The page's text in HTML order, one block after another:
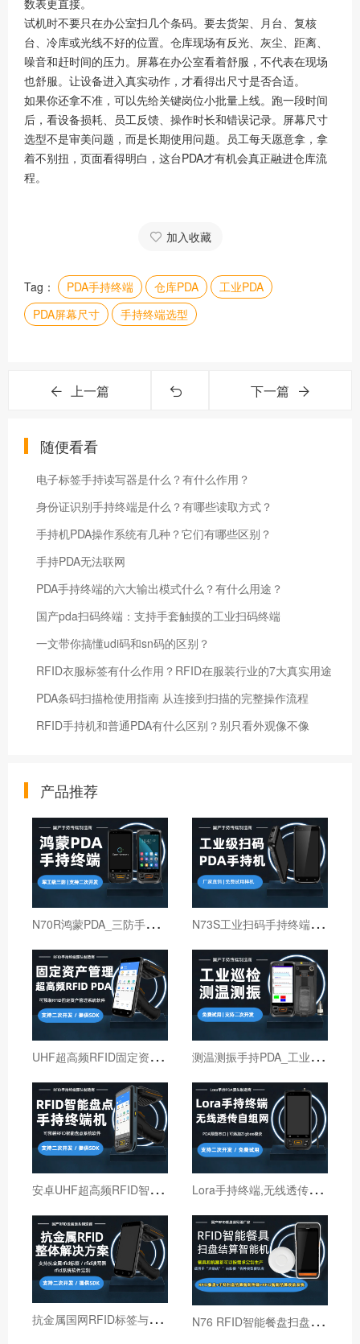
试机时不要只在办公室扫几个条码。要去货架、月台、复核
台、冷库或光线不好的位置。仓库现场有反光、灰尘、距离、
噪音和赶时间的压力。屏幕在办公室看着舒服，不代表在现场
也舒服。让设备进入真实动作，才看得出尺寸是否合适。
如果你还拿不准，可以先给关键岗位小批量上线。跑一段时间
后，看设备损耗、员工反馈、操作时长和错误记录。屏幕尺寸
选型不是审美问题，而是长期使用问题。员工每天愿意拿，拿
着不别扭，页面看得明白，这台PDA才有机会真正融进仓库流
程。
加入收藏
Tag： PDA手持终端 仓库PDA
工业PDA
PDA屏幕尺寸
手持终端选型
上一篇 下一篇
随便看看
电子标签手持读写器是什么？有什么作用？
身份证识别手持终端是什么？有哪些读取方式？
手持机PDA操作系统有几种？它们有哪些区别？
手持PDA无法联网
PDA手持终端的六大输出模式什么？有什么用途？
国产pda扫码终端：支持手套触摸的工业扫码终端
一文带你搞懂udi码和sn码的区别？
RFID衣服标签有什么作用？RFID在服装行业的7大真实用途
PDA条码扫描枪使用指南 从连接到扫描的完整操作流程
RFID手持机和普通PDA有什么区别？别只看外观像不像
产品推荐
N
70R鸿蒙PDA_三防手持PDA终端_国产鸿蒙手持终端 N
73S工业扫码手持终端｜6寸仓库出入库PDA扫码枪
U
HF超高频RFID固定资产管理手持终端机 测
温测振手持PDA_工业巡检手持终端机_红外线测温PDA
安
卓UHF超高频RFID智能盘点手持终端设备 L
ora手持终端,无线透传自组网pda,高性能Lora智能巡检机
抗
金属国网RFID标签与国网RFID读写器厂家 N
76 RFID智能餐盘扫盘机 火锅店RFID智能结算机